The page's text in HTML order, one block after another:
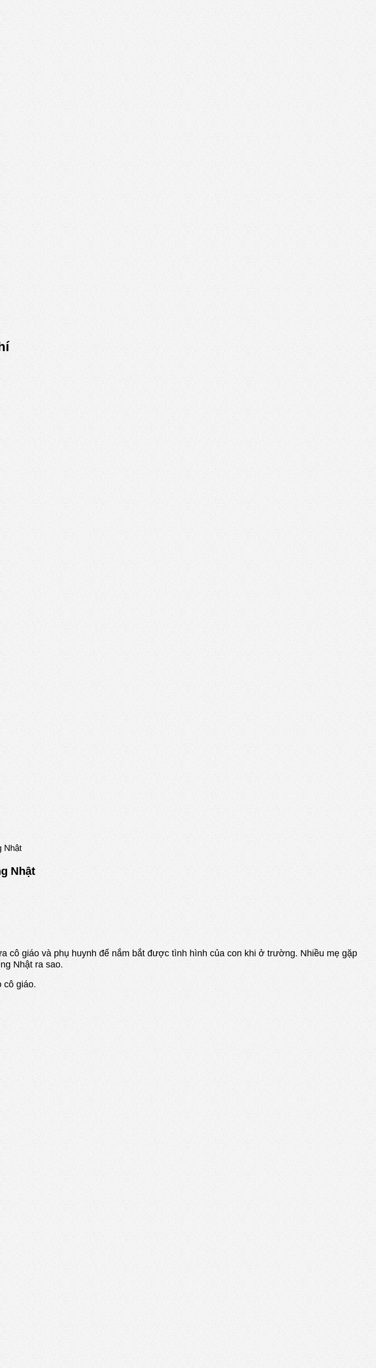
Nhật
Nhật
cô giáo và phụ huynh để nắm bắt được tình hình của con khi ở trường. Nhiều mẹ gặp
Nhật ra sao.
cô giáo.